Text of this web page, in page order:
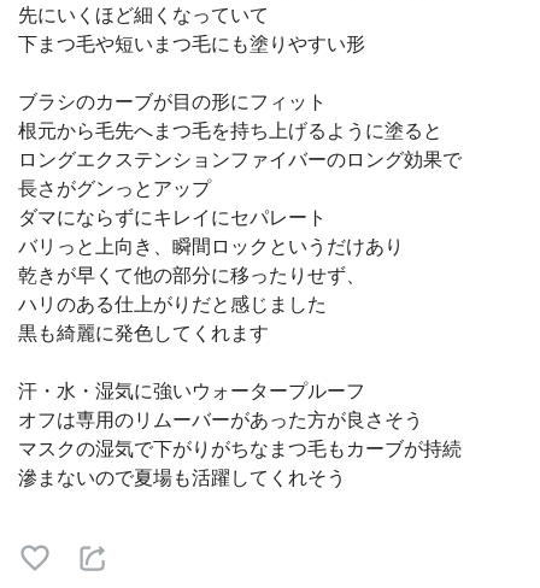
先にいくほど細くなっていて
下まつ毛や短いまつ毛にも塗りやすい形
ブラシのカーブが目の形にフィット
根元から毛先へまつ毛を持ち上げるように塗ると
ロングエクステンションファイバーのロング効果で
長さがグンっとアップ
ダマにならずにキレイにセパレート
バリっと上向き、瞬間ロックというだけあり
乾きが早くて他の部分に移ったりせず、
ハリのある仕上がりだと感じました
黒も綺麗に発色してくれます
汗・水・湿気に強いウォータープルーフ
オフは専用のリムーバーがあった方が良さそう
マスクの湿気で下がりがちなまつ毛もカーブが持続
滲まないので夏場も活躍してくれそう